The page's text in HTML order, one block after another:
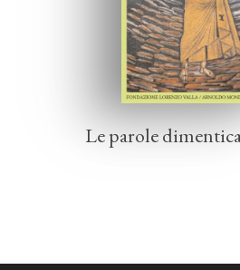
Le parole